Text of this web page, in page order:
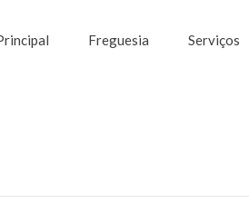
Freguesia Serviços